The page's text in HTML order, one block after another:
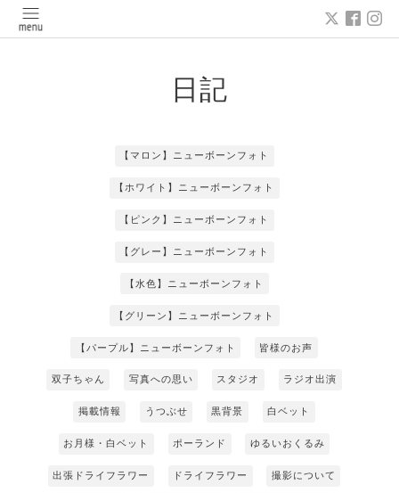
日記
【マロン】ニューボーンフォト
【ホワイト】ニューボーンフォト
【ピンク】ニューボーンフォト
【グレー】ニューボーンフォト
【水色】ニューボーンフォト
【グリーン】ニューボーンフォト
【パープル】ニューボーンフォト 皆様のお声
双子ちゃん 写真への思い スタジオ ラジオ出演
掲載情報 うつぶせ 黒背景 白ベット
お月様・白ベット ポーランド ゆるいおくるみ
出張ドライフラワー ドライフラワー 撮影について